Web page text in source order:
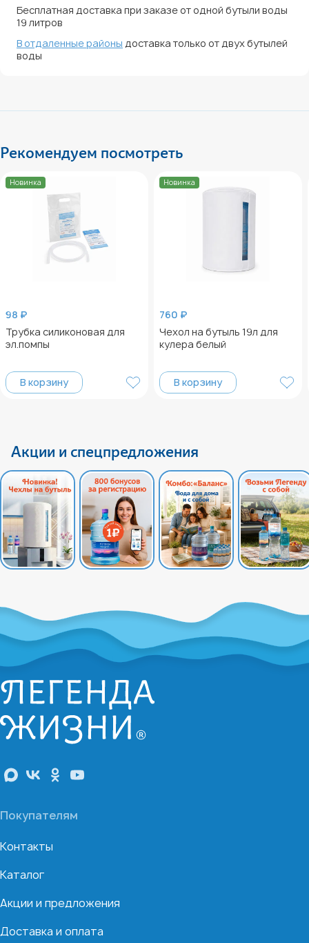
Бесплатная доставка при заказе от одной бутыли воды
19 литров
В отдаленные районы доставка только от двух бутылей
воды
Рекомендуем посмотреть
Новинка
98 ₽
Трубка силиконовая для
эл.помпы
В корзину
Новинка
760 ₽
Чехол на бутыль 19л для
кулера белый
В корзину
Акции и спецпредложения
Покупателям
Контакты
Каталог
Акции и предложения
Доставка и оплата